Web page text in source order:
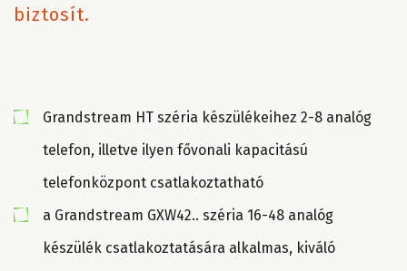
biztosít.
Grandstream HT széria készülékeihez 2-8 analóg
telefon, illetve ilyen fővonali kapacitású
telefonközpont csatlakoztatható
a Grandstream GXW42.. széria 16-48 analóg
készülék csatlakoztatására alkalmas, kiváló